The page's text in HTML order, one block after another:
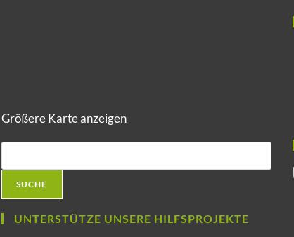
Größere Karte anzeigen
SUCHE
UNTERSTÜTZE UNSERE HILFSPROJEKTE